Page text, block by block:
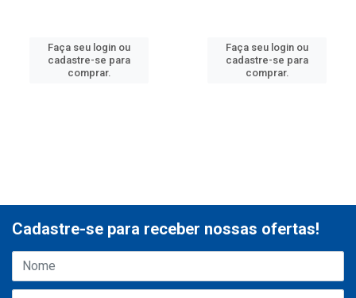
Faça seu login ou
cadastre-se para
comprar.
Faça seu login ou
cadastre-se para
comprar.
Cadastre-se para receber nossas ofertas!